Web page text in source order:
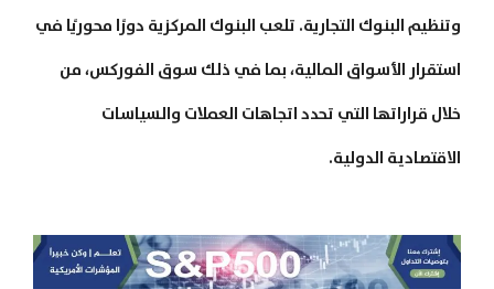
وتنظيم البنوك التجارية. تلعب البنوك المركزية دورًا محوريًا في
استقرار الأسواق المالية، بما في ذلك سوق الفوركس، من
خلال قراراتها التي تحدد اتجاهات العملات والسياسات
الاقتصادية الدولية.